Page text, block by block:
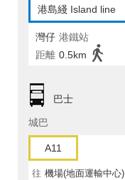
港島綫 Island line
灣仔 港鐵站
距離 0.5km
巴士
城巴
A11
往 機場(地面運輸中心)